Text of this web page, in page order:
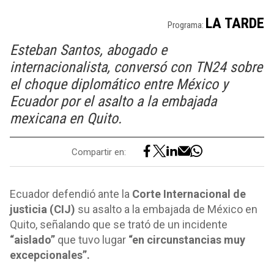
Programa: LA TARDE
Esteban Santos, abogado e
internacionalista, conversó con TN24 sobre
el choque diplomático entre México y
Ecuador por el asalto a la embajada
mexicana en Quito.
Compartir en:
Ecuador defendió ante la Corte Internacional de
justicia (CIJ) su asalto a la embajada de México en
Quito, señalando que se trató de un incidente
“aislado” que tuvo lugar “en circunstancias muy
excepcionales”.